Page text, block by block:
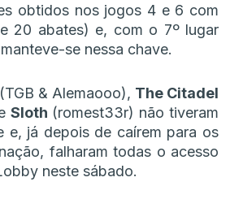
obtidos nos jogos 4 e 6 com
20 abates) e, com o 7º lugar
se nessa chave.
(TGB & Alemaooo), The Citadel
Sloth (romest33r) não tiveram
e, já depois de caírem para os
falharam todas o acesso
neste sábado.